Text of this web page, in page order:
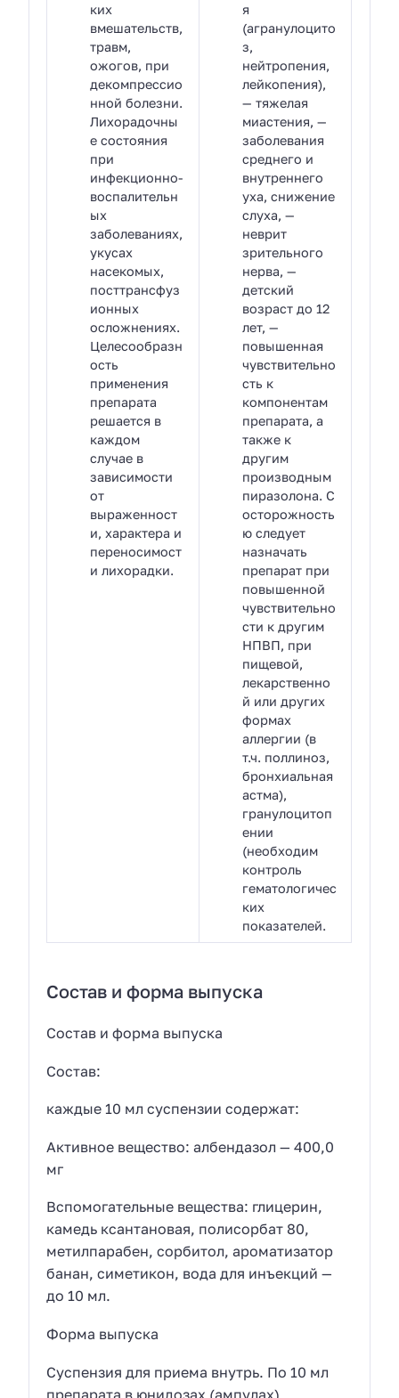
ких
вмешательств,
травм,
ожогов, при
декомпрессио
нной болезни.
Лихорадочны
е состояния
при
инфекционно-
воспалительн
ых
заболеваниях,
укусах
насекомых,
посттрансфуз
ионных
осложнениях.
Целесообразн
ость
применения
препарата
решается в
каждом
случае в
зависимости
от
выраженност
и, характера и
переносимост
и лихорадки.
я
(агранулоцито
з,
нейтропения,
лейкопения),
— тяжелая
миастения, —
заболевания
среднего и
внутреннего
уха, снижение
слуха, —
неврит
зрительного
нерва, —
детский
возраст до 12
лет, —
повышенная
чувствительно
сть к
компонентам
препарата, а
также к
другим
производным
пиразолона. С
осторожность
ю следует
назначать
препарат при
повышенной
чувствительно
сти к другим
НПВП, при
пищевой,
лекарственно
й или других
формах
аллергии (в
т.ч. поллиноз,
бронхиальная
астма),
гранулоцитоп
ении
(необходим
контроль
гематологичес
ких
показателей.
Состав и форма выпуска
Состав и форма выпуска
Состав:
каждые 10 мл суспензии содержат:
Активное вещество: албендазол — 400,0
мг
Вспомогательные вещества: глицерин,
камедь ксантановая, полисорбат 80,
метилпарабен, сорбитол, ароматизатор
банан, симетикон, вода для инъекций —
до 10 мл.
Форма выпуска
Суспензия для приема внутрь. По 10 мл
препарата в юнидозах (ампулах)